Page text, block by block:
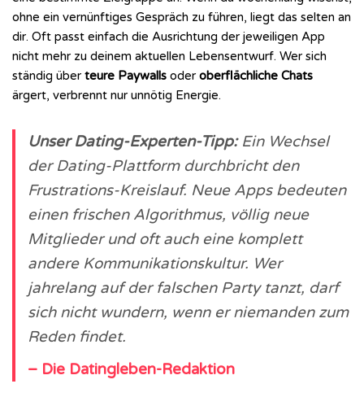
ohne ein vernünftiges Gespräch zu führen, liegt das selten an
dir. Oft passt einfach die Ausrichtung der jeweiligen App
nicht mehr zu deinem aktuellen Lebensentwurf. Wer sich
ständig über teure Paywalls oder oberflächliche Chats
ärgert, verbrennt nur unnötig Energie.
Unser Dating-Experten-Tipp:Ein Wechsel
der Dating-Plattform durchbricht den
Frustrations-Kreislauf. Neue Apps bedeuten
einen frischen Algorithmus, völlig neue
Mitglieder und oft auch eine komplett
andere Kommunikationskultur. Wer
jahrelang auf der falschen Party tanzt, darf
sich nicht wundern, wenn er niemanden zum
Reden findet.
– Die Datingleben-Redaktion